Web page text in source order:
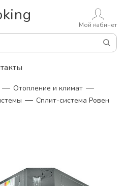
Мой кабинет
— Отопление и климат —
— Сплит-система Ровен